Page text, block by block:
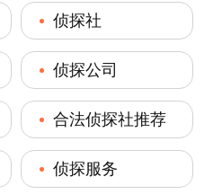
侦探社
侦探公司
合法侦探社推荐
侦探服务